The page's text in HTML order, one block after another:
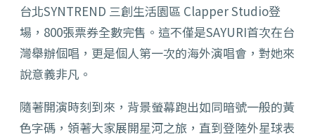
台北SYNTREND 三創生活園區 Clapper Studio登
場，800張票券全數完售。 這不僅是SAYURI首次在台
灣舉辦個唱， 更是個人第一次的海外演唱會，對她來
說意義非凡。
隨著開演時刻到來，背景螢幕跑出如同暗號一般的黃
色字碼， 領著大家展開星河之旅，直到登陸外星球表